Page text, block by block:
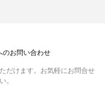
のお問い合わせ
だけます。お気軽にお問合せ
。